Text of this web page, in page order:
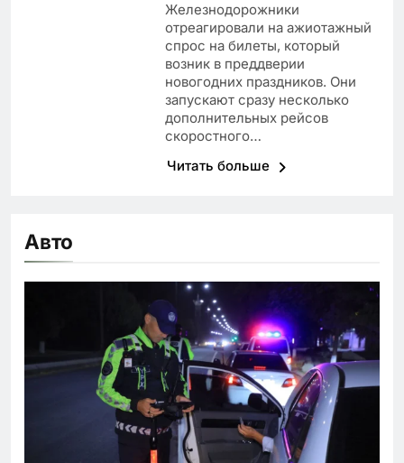
Железнодорожники
отреагировали на ажиотажный
спрос на билеты, который
возник в преддверии
новогодних праздников. Они
запускают сразу несколько
дополнительных рейсов
скоростного…
Читать больше
Авто